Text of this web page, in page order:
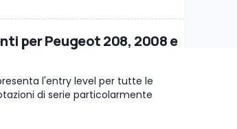
per Peugeot 208, 2008 e
l'entry level per tutte le
di serie particolarmente